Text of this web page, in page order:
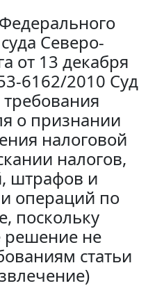
Северо-
от 13 декабря
6162/2010 Суд
о признании
налоговой
налогов,
штрафов и
операций по
поскольку
решение не
статьи